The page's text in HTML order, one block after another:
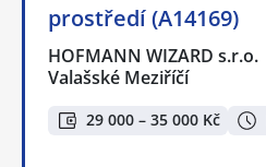
prostředí (A14169)
HOFMANN WIZARD s.r.o.
Valašské Meziříčí
29 000 – 35 000 Kč